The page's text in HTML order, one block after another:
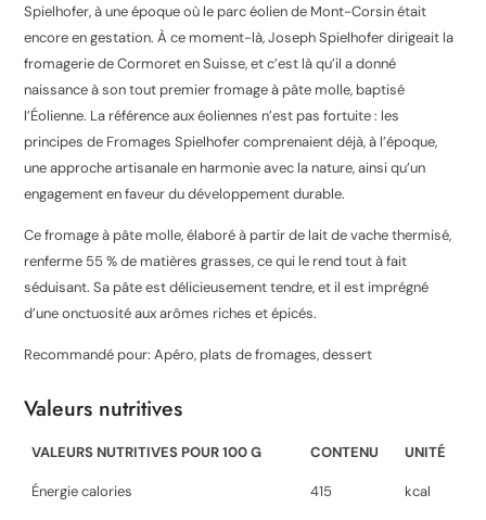
Spielhofer, à une époque où le parc éolien de Mont-Corsin était
encore en gestation. À ce moment-là, Joseph Spielhofer dirigeait la
fromagerie de Cormoret en Suisse, et c’est là qu’il a donné
naissance à son tout premier fromage à pâte molle, baptisé
l’Éolienne. La référence aux éoliennes n’est pas fortuite : les
principes de Fromages Spielhofer comprenaient déjà, à l’époque,
une approche artisanale en harmonie avec la nature, ainsi qu’un
engagement en faveur du développement durable.
Ce fromage à pâte molle, élaboré à partir de lait de vache thermisé,
renferme 55 % de matières grasses, ce qui le rend tout à fait
séduisant. Sa pâte est délicieusement tendre, et il est imprégné
d’une onctuosité aux arômes riches et épicés.
Recommandé pour: Apéro, plats de fromages, dessert
Valeurs nutritives
VALEURS NUTRITIVES POUR 100 G CONTENU UNITÉ
Énergie calories 415 kcal